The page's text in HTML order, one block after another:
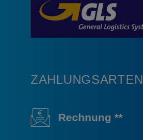
ZAHLUNGSARTEN
Rechnung **